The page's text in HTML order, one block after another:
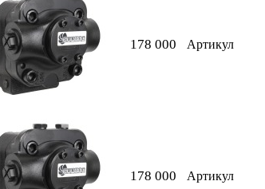
178 000 Артикул
178 000 Артикул